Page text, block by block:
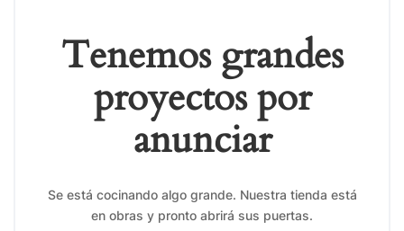
Tenemos grandes
proyectos por
anunciar
Se está cocinando algo grande. Nuestra tienda está
en obras y pronto abrirá sus puertas.